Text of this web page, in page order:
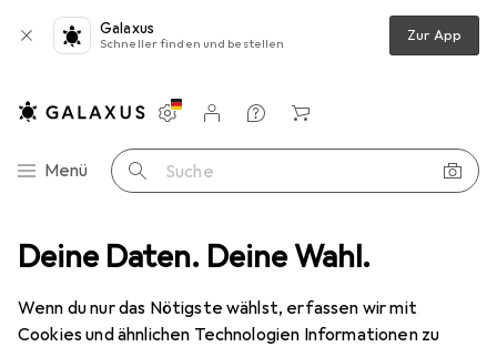
Deine Daten. Deine Wahl.
Wenn du nur das Nötigste wählst, erfassen wir mit
Cookies und ähnlichen Technologien Informationen zu
Galaxus
Schneller finden und bestellen Zur App
Navigation nach Kategorien
Menü Suche
Einstellungen
Kundenkonto
Vergleichslisten
Merklisten
Warenkorb
Kondome + Gels Gleitmittel Durex Play Perfect Glide